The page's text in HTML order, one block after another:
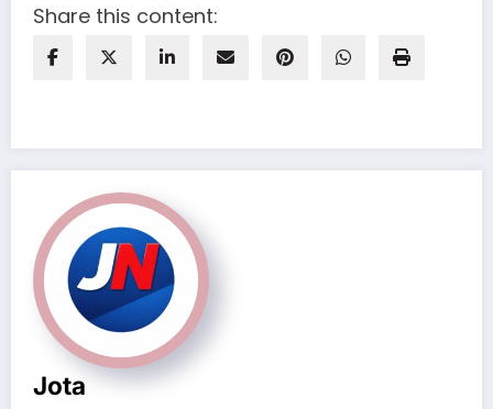
Share this content:
Jota